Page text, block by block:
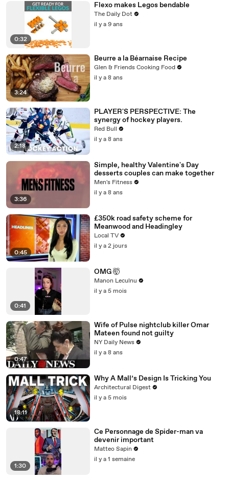
0:32
Flexo makes Legos bendable
The Daily Dot
il y a 9 ans
3:24
Beurre a la Béarnaise Recipe
Glen & Friends Cooking Food
il y a 8 ans
2:18
PLAYER'S PERSPECTIVE: The
synergy of hockey players.
Red Bull
il y a 8 ans
3:36
Simple, healthy Valentine's Day
desserts couples can make together
Men's Fitness
il y a 8 ans
0:45
£350k road safety scheme for
Meanwood and Headingley
Local TV
il y a 2 jours
0:41
OMG 🤯
Manon Leculnu
il y a 5 mois
0:47
Wife of Pulse nightclub killer Omar
Mateen found not guilty
NY Daily News
il y a 8 ans
18:11
Why A Mall’s Design Is Tricking You
Architectural Digest
il y a 5 mois
1:30
Ce Personnage de Spider-man va
devenir important
Matteo Sapin
il y a 1 semaine